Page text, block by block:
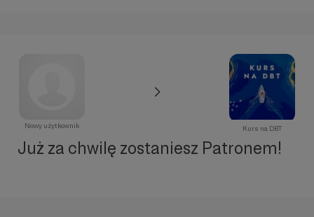
Nowy użytkownik Kurs na DBT
Już za chwilę zostaniesz Patronem!